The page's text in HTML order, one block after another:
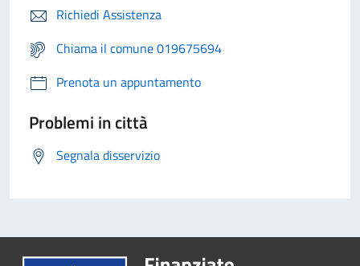
Richiedi Assistenza
Chiama il comune 019675694
Prenota un appuntamento
Problemi in città
Segnala disservizio